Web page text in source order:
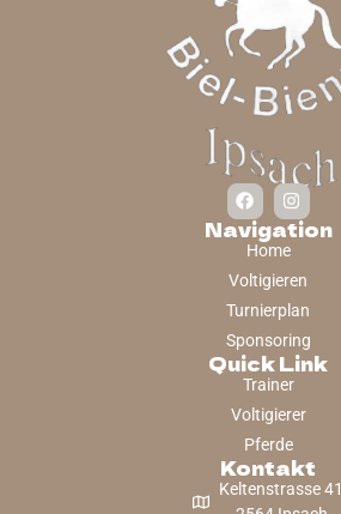
Navigation
Home
Voltigieren
Turnierplan
Sponsoring
Quick Link
Trainer
Voltigierer
Pferde
Kontakt
Keltenstrasse 41